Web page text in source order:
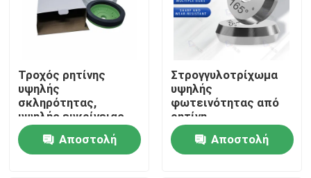
Γύρος εργοστασίων
Ποιοτικός έλεγχος
επαφή
Τροχός ρητίνης
υψηλής
σκληρότητας,
υψηλής ευκρίνειας,
διαμέτρου 150mm,
σχεδιασμένος για
μακροχρόνια
Αποστολή
Στρογγυλοτρίχωμα
υψηλής
φωτεινότητας από
ρητίνη
Στρογγυλοτρίχωμα
γυαλιού λεπτού
γυαλιού που
Αποστολή